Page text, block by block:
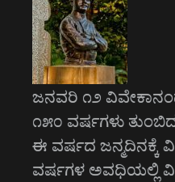
ಜನವರಿ ೧೨
೧೫೦ ವರ್ಷಗಳು
ಈ ವರ್ಷದ ಜನ್ಮದಿನಕ್ಕೆ
ವರ್ಷಗಳ ಅವಧಿಯಲ್ಲಿ